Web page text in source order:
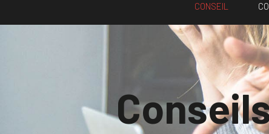
CONSEIL